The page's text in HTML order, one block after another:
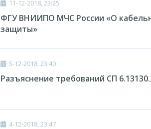
11-12-2018, 23:25
ФГУ ВНИИПО МЧС России «О
защиты»
5-12-2018, 23:40
Разъяснение требований СП
4-12-2018, 23:47